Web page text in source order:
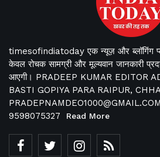
timesofindiatoday एक न्यूज़ और ब्लॉगिंग
केवल रोचक सामग्री और मूल्यवान जानकारी
आएगी। PRADEEP KUMAR EDITOR
BASTI GOPIYA PARA RAIPUR,
9598075327
Read More